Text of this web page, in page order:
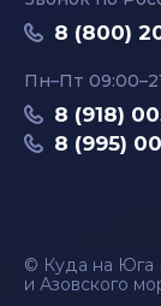
8 (800)
Пн–Пт
8 (918)
8 (995)
© Куда на Юга
и Азовского